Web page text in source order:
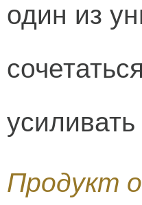
один из
Продукт